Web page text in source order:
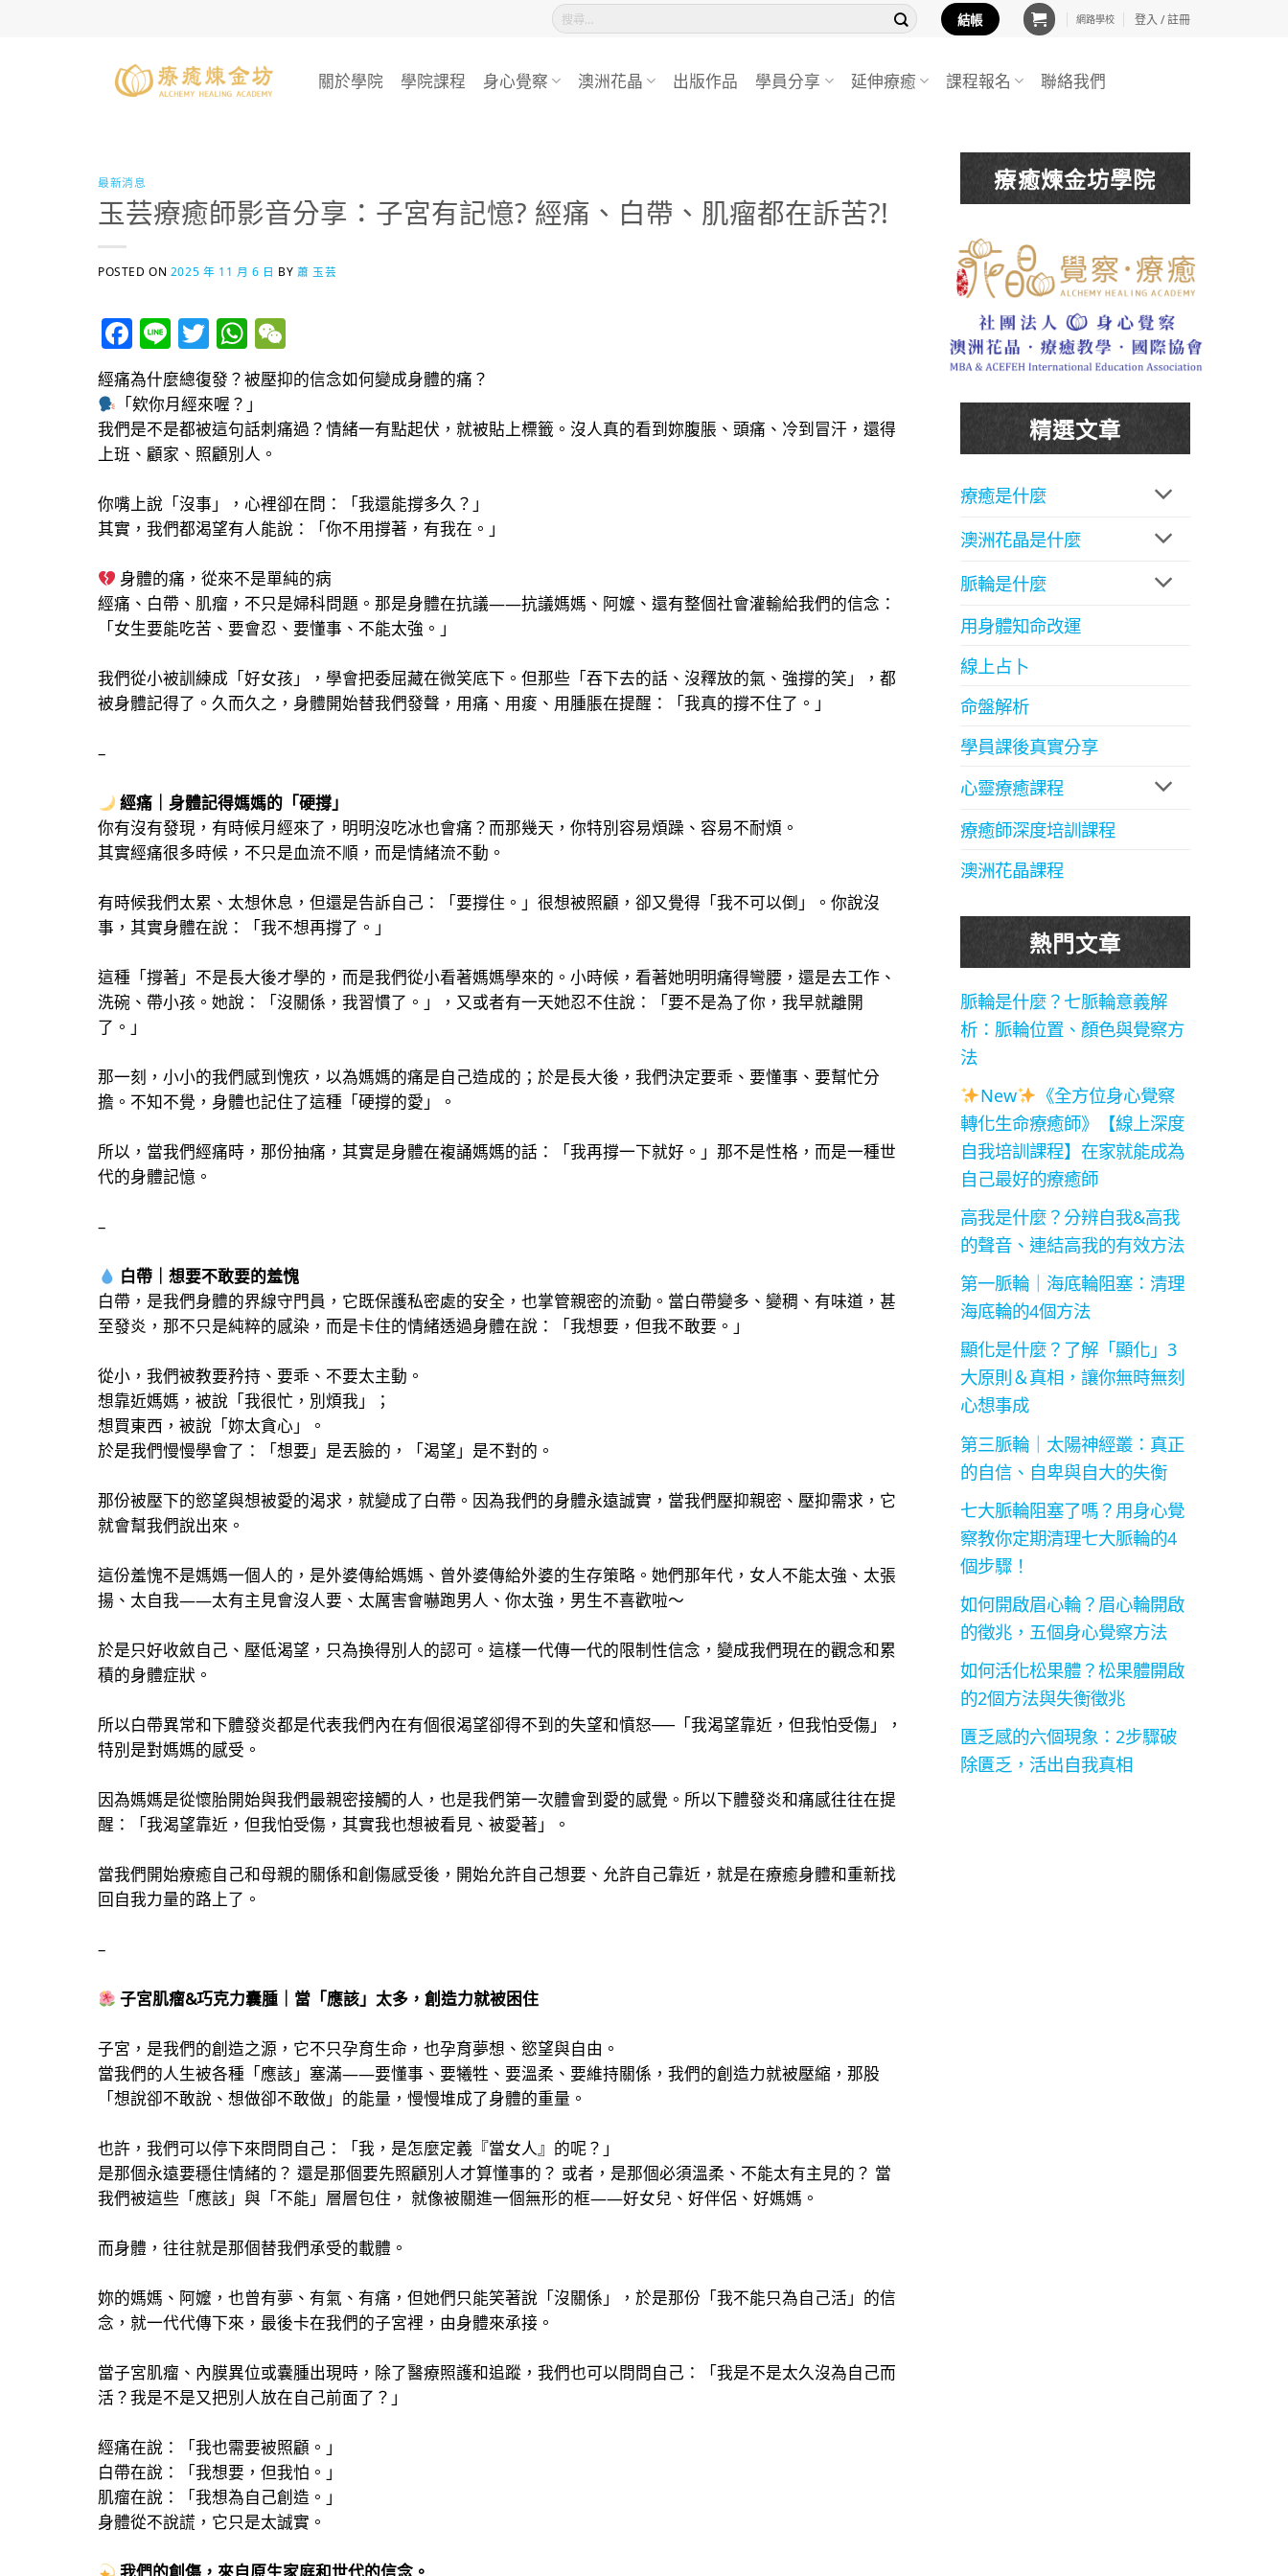
搜
尋
字:
結帳 網路學校 登入 / 註冊
關於學院 學院課程 身心覺察 澳洲花晶 出版作品 學員分享 延伸療癒 課程報名 聯絡我們
最新消息
玉芸療癒師影音分享：子宮有記憶? 經痛、白帶、肌瘤都在訴苦?!
POSTED ON 2025 年 11 月 6 日 BY蕭 玉芸
Facebook
LineTwitterWhatsApp
經痛為什麼總復發？被壓抑的信念如何變成身體的痛？
「欸你月經來喔？」
我們是不是都被這句話刺痛過？情緒一有點起伏，就被貼上標籤。沒人真的看到妳腹脹、頭痛、冷到冒汗，還得
上班、顧家、照顧別人。
你嘴上說「沒事」，心裡卻在問：「我還能撐多久？」
其實，我們都渴望有人能說：「你不用撐著，有我在。」
身體的痛，從來不是單純的病
經痛、白帶、肌瘤，不只是婦科問題。那是身體在抗議——抗議媽媽、阿嬤、還有整個社會灌輸給我們的信念：
「女生要能吃苦、要會忍、要懂事、不能太強。」
我們從小被訓練成「好女孩」，學會把委屈藏在微笑底下。但那些「吞下去的話、沒釋放的氣、強撐的笑」，都
被身體記得了。久而久之，身體開始替我們發聲，用痛、用痠、用腫脹在提醒：「我真的撐不住了。」
–
經痛｜身體記得媽媽的「硬撐」
你有沒有發現，有時候月經來了，明明沒吃冰也會痛？而那幾天，你特別容易煩躁、容易不耐煩。
其實經痛很多時候，不只是血流不順，而是情緒流不動。
有時候我們太累、太想休息，但還是告訴自己：「要撐住。」很想被照顧，卻又覺得「我不可以倒」。你說沒
事，其實身體在說：「我不想再撐了。」
這種「撐著」不是長大後才學的，而是我們從小看著媽媽學來的。小時候，看著她明明痛得彎腰，還是去工作、
洗碗、帶小孩。她說：「沒關係，我習慣了。」，又或者有一天她忍不住說：「要不是為了你，我早就離開
了。」
那一刻，小小的我們感到愧疚，以為媽媽的痛是自己造成的；於是長大後，我們決定要乖、要懂事、要幫忙分
擔。不知不覺，身體也記住了這種「硬撐的愛」。
所以，當我們經痛時，那份抽痛，其實是身體在複誦媽媽的話：「我再撐一下就好。」那不是性格，而是一種世
代的身體記憶。
–
白帶｜想要不敢要的羞愧
白帶，是我們身體的界線守門員，它既保護私密處的安全，也掌管親密的流動。當白帶變多、變稠、有味道，甚
至發炎，那不只是純粹的感染，而是卡住的情緒透過身體在說：「我想要，但我不敢要。」
從小，我們被教要矜持、要乖、不要太主動。
想靠近媽媽，被說「我很忙，別煩我」；
想買東西，被說「妳太貪心」。
於是我們慢慢學會了：「想要」是丟臉的，「渴望」是不對的。
那份被壓下的慾望與想被愛的渴求，就變成了白帶。因為我們的身體永遠誠實，當我們壓抑親密、壓抑需求，它
就會幫我們說出來。
這份羞愧不是媽媽一個人的，是外婆傳給媽媽、曾外婆傳給外婆的生存策略。她們那年代，女人不能太強、太張
揚、太自我——太有主見會沒人要、太厲害會嚇跑男人、你太強，男生不喜歡啦～
於是只好收斂自己、壓低渴望，只為換得別人的認可。這樣一代傳一代的限制性信念，變成我們現在的觀念和累
積的身體症狀。
所以白帶異常和下體發炎都是代表我們內在有個很渴望卻得不到的失望和憤怒──「我渴望靠近，但我怕受傷」，
特別是對媽媽的感受。
因為媽媽是從懷胎開始與我們最親密接觸的人，也是我們第一次體會到愛的感覺。所以下體發炎和痛感往往在提
醒：「我渴望靠近，但我怕受傷，其實我也想被看見、被愛著」。
當我們開始療癒自己和母親的關係和創傷感受後，開始允許自己想要、允許自己靠近，就是在療癒身體和重新找
回自我力量的路上了。
–
子宮肌瘤&巧克力囊腫｜當「應該」太多，創造力就被困住
子宮，是我們的創造之源，它不只孕育生命，也孕育夢想、慾望與自由。
當我們的人生被各種「應該」塞滿——要懂事、要犧牲、要溫柔、要維持關係，我們的創造力就被壓縮，那股
「想說卻不敢說、想做卻不敢做」的能量，慢慢堆成了身體的重量。
也許，我們可以停下來問問自己：「我，是怎麼定義『當女人』的呢？」
是那個永遠要穩住情緒的？ 還是那個要先照顧別人才算懂事的？ 或者，是那個必須溫柔、不能太有主見的？ 當
我們被這些「應該」與「不能」層層包住， 就像被關進一個無形的框——好女兒、好伴侶、好媽媽。
而身體，往往就是那個替我們承受的載體。
妳的媽媽、阿嬤，也曾有夢、有氣、有痛，但她們只能笑著說「沒關係」，於是那份「我不能只為自己活」的信
念，就一代代傳下來，最後卡在我們的子宮裡，由身體來承接。
當子宮肌瘤、內膜異位或囊腫出現時，除了醫療照護和追蹤，我們也可以問問自己：「我是不是太久沒為自己而
活？我是不是又把別人放在自己前面了？」
經痛在說：「我也需要被照顧。」
白帶在說：「我想要，但我怕。」
肌瘤在說：「我想為自己創造。」
身體從不說謊，它只是太誠實。
我們的創傷，來自原生家庭和世代的信念。
療癒煉金坊學院
精選文章
療癒是什麼
澳洲花晶是什麼
脈輪是什麼
用身體知命改運
線上占卜
命盤解析
學員課後真實分享
心靈療癒課程
療癒師深度培訓課程
澳洲花晶課程
熱門文章
脈輪是什麼？七脈輪意義解
析：脈輪位置、顏色與覺察方
法
New
《全方位身心覺察
轉化生命療癒師》【線上深度
自我培訓課程】在家就能成為
自己最好的療癒師
高我是什麼？分辨自我&高我
的聲音、連結高我的有效方法
第一脈輪｜海底輪阻塞：清理
海底輪的4個方法
顯化是什麼？了解「顯化」3
大原則＆真相，讓你無時無刻
心想事成
第三脈輪｜太陽神經叢：真正
的自信、自卑與自大的失衡
七大脈輪阻塞了嗎？用身心覺
察教你定期清理七大脈輪的4
個步驟！
如何開啟眉心輪？眉心輪開啟
的徵兆，五個身心覺察方法
如何活化松果體？松果體開啟
的2個方法與失衡徵兆
匱乏感的六個現象：2步驟破
除匱乏，活出自我真相